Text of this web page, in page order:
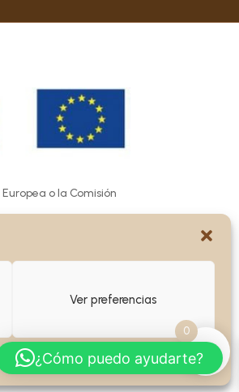
Ver preferencias
o la Comisión
0
¿Cómo puedo ayudarte?